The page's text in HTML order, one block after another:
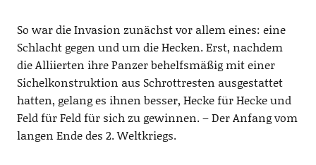
So war die Invasion zunächst vor allem eines: eine
Schlacht gegen und um die Hecken. Erst, nachdem
die Alliierten ihre Panzer behelfsmäßig mit einer
Sichelkonstruktion aus Schrottresten ausgestattet
hatten, gelang es ihnen besser, Hecke für Hecke und
Feld für Feld für sich zu gewinnen. – Der Anfang vom
langen Ende des 2. Weltkriegs.